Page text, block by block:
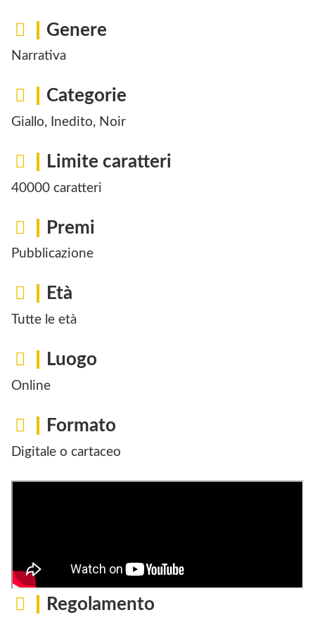
Genere
Narrativa
Categorie
Giallo, Inedito, Noir
Limite caratteri
40000 caratteri
Premi
Pubblicazione
Età
Tutte le età
Luogo
Online
Formato
Digitale o cartaceo
Regolamento